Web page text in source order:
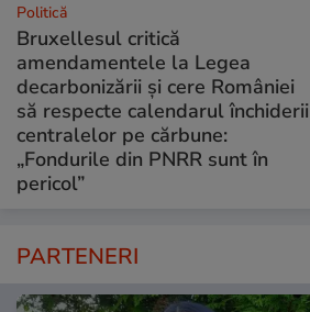
Politică
Bruxellesul critică
amendamentele la Legea
decarbonizării și cere României
să respecte calendarul închiderii
centralelor pe cărbune:
„Fondurile din PNRR sunt în
pericol”
PARTENERI